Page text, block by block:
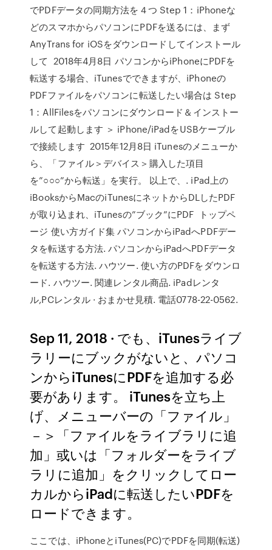
でPDFデータの同期方法を４つ Step 1：iPhoneな
どのスマホからパソコンにPDFを送るには、まず
AnyTrans for iOSをダウンロードしてインストール
して 2018年4月8日 パソコンからiPhoneにPDFを
転送する場合、iTunesでできますが、iPhoneの
PDFファイルをパソコンに転送したい場合は Step
1：AllFilesをパソコンにダウンロード＆インストー
ルして起動します ＞ iPhone/iPadをUSBケーブル
で接続します 2015年12月8日 iTunesのメニューか
ら、「ファイル＞デバイス＞購入した項目
を”○○○”から転送」を実行。 以上で、. iPad上の
iBooksからMacのiTunesにネットからDLしたPDF
が取り込まれ、iTunesの”ブック”にPDF トップペ
ージ 使い方ガイド集 パソコンからiPadへPDFデー
タを転送する方法. パソコンからiPadへPDFデータ
を転送する方法. ハウツー. 使い方のPDFをダウンロ
ード. ハウツー. 関連レンタル商品. iPadレンタ
ル,PCレンタル · おまかせ見積. 電話0778-22-0562.
Sep 11, 2018 · でも、iTunesライブ
ラリーにブックがないと、パソコ
ンからiTunesにPDFを追加する必
要があります。 iTunesを立ち上
げ、メニューバーの「ファイル」
－＞「ファイルをライブラリに追
加」或いは「フォルダーをライブ
ラリに追加」をクリックしてロー
カルからiPadに転送したいPDFを
ロードできます。
ここでは、iPhoneとiTunes(PC)でPDFを同期(転送)